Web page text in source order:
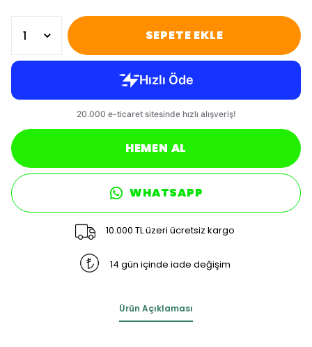
SEPETE EKLE
HEMEN AL
WHATSAPP
10.000 TL üzeri ücretsiz kargo
14 gün içinde iade değişim
Ürün Açıklaması